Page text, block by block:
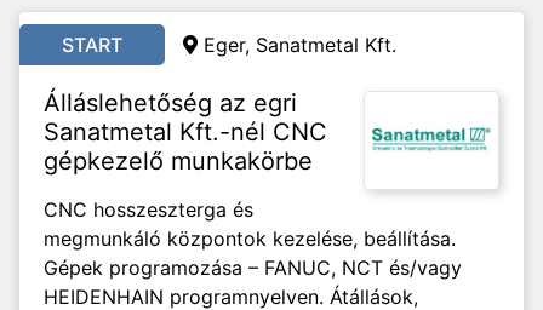
START Eger, Sanatmetal Kft.
Álláslehetőség az egri
Sanatmetal Kft.-nél CNC
gépkezelő munkakörbe
CNC hosszeszterga és
megmunkáló központok kezelése, beállítása.
Gépek programozása – FANUC, NCT és/vagy
HEIDENHAIN programnyelven. Átállások,